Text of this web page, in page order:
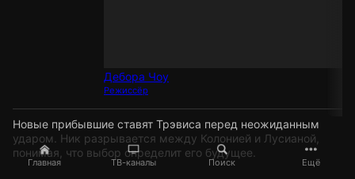
Главная ТВ-каналы Поиск Ещё
Дебора Чоу
Режиссёр
Новые прибывшие ставят Трэвиса перед неожиданным
ударом. Ник разрывается между Колонией и Лусианой,
понимая, что выбор определит его будущее.